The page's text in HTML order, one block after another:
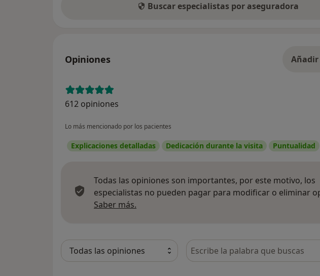
Buscar especialistas por aseguradora
Opiniones
612 opiniones
Lo más mencionado por los pacientes
Explicaciones detalladas Dedicación durante la visita Puntualidad
Todas las opiniones son importantes, por este motivo, los
especialistas no pueden pagar para modificar o eliminar
Saber más.
Busca en opiniones